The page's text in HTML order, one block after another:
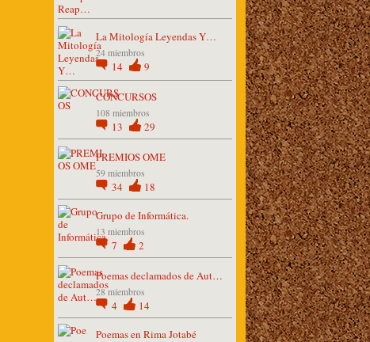
La Mitología Leyendas Y…
24 miembros
14 9
CONCURSOS
108 miembros
13 29
PREMIOS OME
59 miembros
34
18
Grupo de Informática.
13 miembros
7 2
Poemas declamados de Aut…
28 miembros
4
14
Poemas en Rima Jotabé